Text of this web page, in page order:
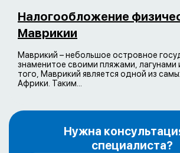
Налогообложение
Маврикии
Маврикий – небольшое островное
знаменитое своими пляжами,
того, Маврикий является одной из
Африки. Таким...
Нужна
специалиста?